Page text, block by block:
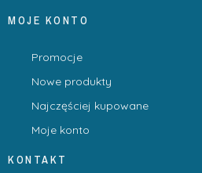
MOJE KONTO
Promocje
Nowe produkty
Najczęściej kupowane
Moje konto
KONTAKT